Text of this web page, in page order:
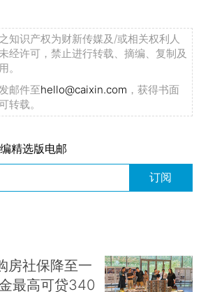
知识产权为财新传媒及/或相关权利人
经许可，禁止进行转载、摘编、复制及
。
邮件至hello@caixin.com ，获得书面
转载。
精选版电邮
订阅
房社保降至一
最高可贷340